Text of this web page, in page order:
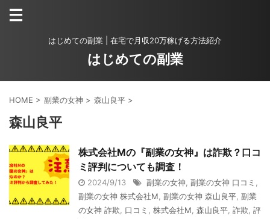
はじめての副業 | 在宅で月収20万稼げる方法紹介
はじめての副業
HOME > 副業の女神 > 森山良平 >
森山良平
株式会社Mの『副業の女神』は詐欺？口コ
ミ評判についても調査！
2024/9/13 副業の女神 副業の女神 口コミ
副業の女神 株式会社M 副業の女神 森山良平 副業
の女神 詐欺
口コミ 株式会社M 森山良平 詐欺 評